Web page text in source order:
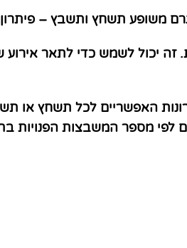
משופע תשחץ ותשבץ – פיתרון
יכול לשמש כדי לתאר
האפשריים לכל תשחץ או
לפי מספר המשבצות